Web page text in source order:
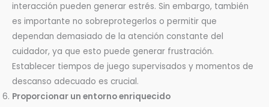
interacción pueden generar estrés. Sin embargo, también
es importante no sobreprotegerlos o permitir que
dependan demasiado de la atención constante del
cuidador, ya que esto puede generar frustración.
Establecer tiempos de juego supervisados y momentos de
descanso adecuado es crucial.
Proporcionar un entorno enriquecido